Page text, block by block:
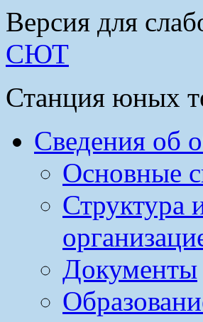
Версия для
СЮТ
Станция юных
Сведения об
Основные
Структура
Документы